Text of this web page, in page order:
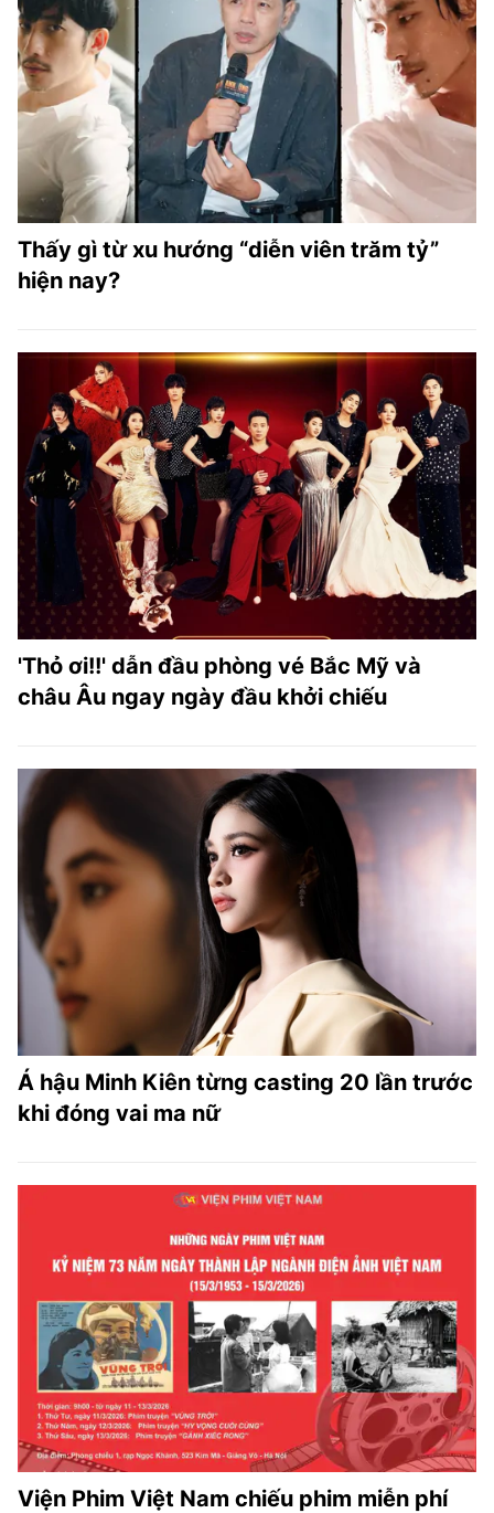
Thấy gì từ xu hướng “diễn viên trăm tỷ”
hiện nay?
'Thỏ ơi!!' dẫn đầu phòng vé Bắc Mỹ và
châu Âu ngay ngày đầu khởi chiếu
Á hậu Minh Kiên từng casting 20 lần trước
khi đóng vai ma nữ
Viện Phim Việt Nam chiếu phim miễn phí